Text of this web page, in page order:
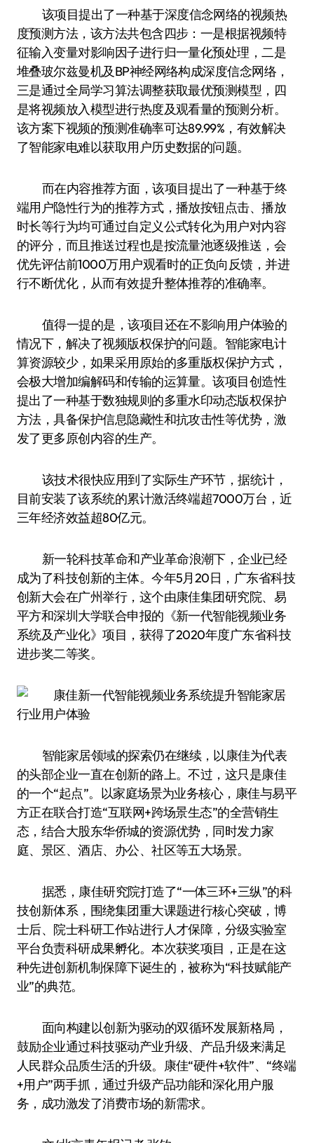
该项目提出了一种基于深度信念网络的视频热
度预测方法，该方法共包含四步：一是根据视频特
征输入变量对影响因子进行归一量化预处理，二是
堆叠玻尔兹曼机及BP神经网络构成深度信念网络，
三是通过全局学习算法调整获取最优预测模型，四
是将视频放入模型进行热度及观看量的预测分析。
该方案下视频的预测准确率可达89.99%，有效解决
了智能家电难以获取用户历史数据的问题。
而在内容推荐方面，该项目提出了一种基于终
端用户隐性行为的推荐方式，播放按钮点击、播放
时长等行为均可通过自定义公式转化为用户对内容
的评分，而且推送过程也是按流量池逐级推送，会
优先评估前1000万用户观看时的正负向反馈，并进
行不断优化，从而有效提升整体推荐的准确率。
值得一提的是，该项目还在不影响用户体验的
情况下，解决了视频版权保护的问题。智能家电计
算资源较少，如果采用原始的多重版权保护方式，
会极大增加编解码和传输的运算量。该项目创造性
提出了一种基于数独规则的多重水印动态版权保护
方法，具备保护信息隐藏性和抗攻击性等优势，激
发了更多原创内容的生产。
该技术很快应用到了实际生产环节，据统计，
目前安装了该系统的累计激活终端超7000万台，近
三年经济效益超80亿元。
新一轮科技革命和产业革命浪潮下，企业已经
成为了科技创新的主体。今年5月20日，广东省科技
创新大会在广州举行，这个由康佳集团研究院、易
平方和深圳大学联合申报的《新一代智能视频业务
系统及产业化》项目，获得了2020年度广东省科技
进步奖二等奖。
智能家居领域的探索仍在继续，以康佳为代表
的头部企业一直在创新的路上。不过，这只是康佳
的一个“起点”。以家庭场景为业务核心，康佳与易平
方正在联合打造“互联网+跨场景生态”的全营销生
态，结合大股东华侨城的资源优势，同时发力家
庭、景区、酒店、办公、社区等五大场景。
据悉，康佳研究院打造了“一体三环+三纵”的科
技创新体系，围绕集团重大课题进行核心突破，博
士后、院士科研工作站进行人才保障，分级实验室
平台负责科研成果孵化。本次获奖项目，正是在这
种先进创新机制保障下诞生的，被称为“科技赋能产
业”的典范。
面向构建以创新为驱动的双循环发展新格局，
鼓励企业通过科技驱动产业升级、产品升级来满足
人民群众品质生活的升级。康佳“硬件+软件”、“终端
+用户”两手抓，通过升级产品功能和深化用户服
务，成功激发了消费市场的新需求。